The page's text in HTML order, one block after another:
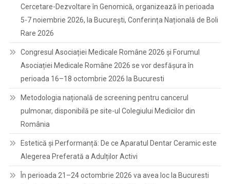
Cercetare-Dezvoltare în Genomică, organizează în perioada
5-7 noiembrie 2026, la București, Conferința Națională de Boli
Rare 2026
Congresul Asociației Medicale Române 2026 și Forumul
Asociației Medicale Române 2026 se vor desfășura în
perioada 16–18 octombrie 2026 la Bucuresti
Metodologia națională de screening pentru cancerul
pulmonar, disponibilă pe site-ul Colegiului Medicilor din
România
Estetică și Performanță: De ce Aparatul Dentar Ceramic este
Alegerea Preferată a Adulților Activi
În perioada 21–24 octombrie 2026 va avea loc la Bucuresti